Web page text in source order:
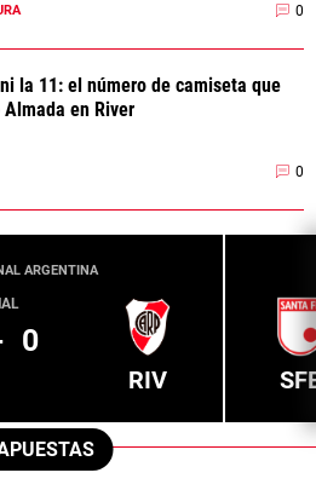
0
la 11: el número de camiseta que
en River
0
ARGENTINA
0
RIV